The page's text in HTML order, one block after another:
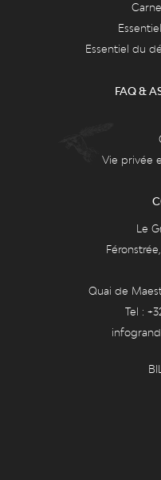
Essentiel du
FAQ &
Vie privée
Le
Quai de
Tel :